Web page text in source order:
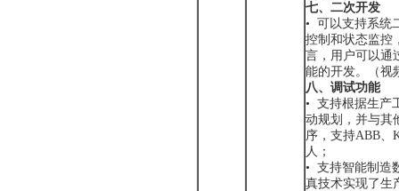
七、二次开发
• 可以支持系统
控制和状态监控
言，用户可以通
能的开发。（视
八、调试功能
• 支持根据生产
动规划，并与其
序，支持ABB、
人；
• 支持智能制造
真技术实现了生